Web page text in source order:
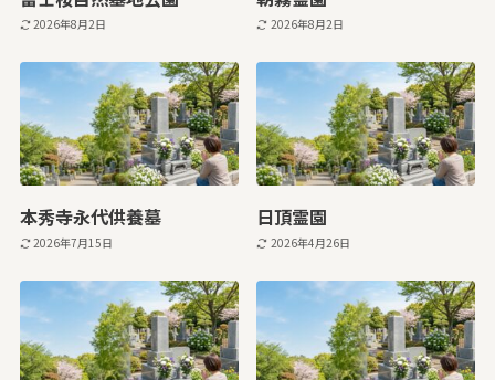
2026年8月2日 2026年8月2日
本秀寺永代供養墓
2026年7月15日
日頂霊園
2026年4月26日